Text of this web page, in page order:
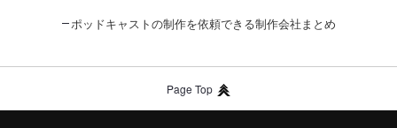
ポッドキャストの制作を依頼できる制作会社まとめ
Page Top